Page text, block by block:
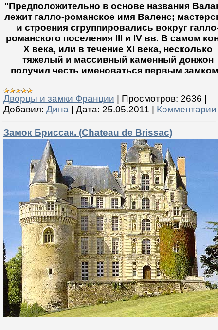
"Предположительно в основе названия
лежит галло-романское имя Валенс;
и строения сгруппировались вокруг
романского поселения III и IV вв. В самом
Х века, или в течение XI века, несколько
тяжелый и массивный каменный донжон
получил честь именоваться первым
Дворцы и замки Франции | Просмотров: 2636 |
Добавил: Дина | Дата: 25.05.2011 | Комментарии
Замок Бриссак. (Chateau de Brissac)